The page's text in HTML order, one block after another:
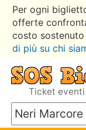
Per ogni
offerte
costo
di più su chi
Ticket